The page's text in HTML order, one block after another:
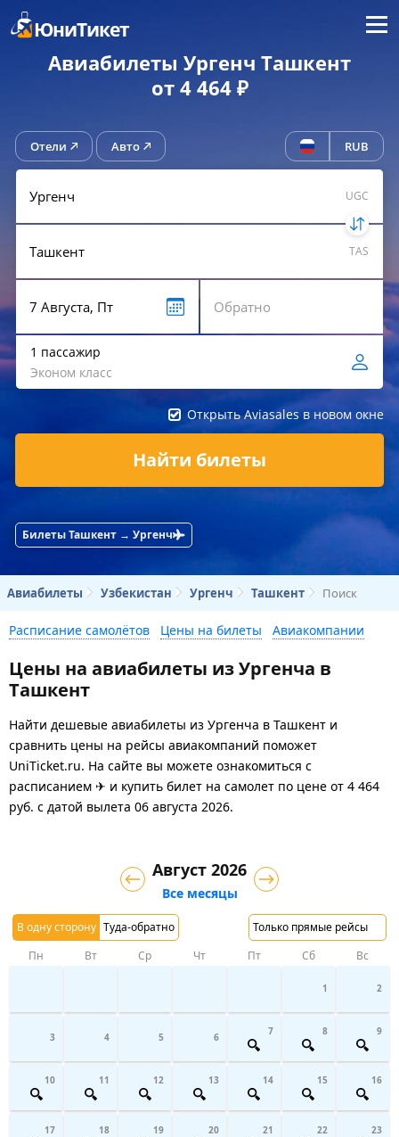
ЮниТикет Меню
Авиабилеты Ургенч Ташкент
от 4 464 ₽
Отели Авто RUB
UGC
TAS
1 пассажир
Эконом класс
Открыть Aviasales в новом окне
Найти билеты
Билеты Ташкент → Ургенч
Авиабилеты Узбекистан Ургенч Ташкент Поиск
Расписание самолётов Цены на билеты Авиакомпании
Цены на авиабилеты из Ургенча в
Ташкент
Найти дешевые авиабилеты из Ургенча в Ташкент и
сравнить цены на рейсы авиакомпаний поможет
UniTicket.ru. На сайте вы можете ознакомиться с
расписанием ✈ и купить билет на самолет по цене от 4 464
руб. с датой вылета 06 августа 2026.
В одну сторону Туда-обратно Только прямые рейсы
Август 2026
Все месяцы
Пн Вт Ср Чт Пт Сб Вс
1 2
3 4 5 6 7 8 9
10 11 12 13 14 15 16
17 18 19 20 21 22 23